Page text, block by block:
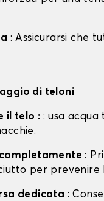
: Assicurarsi che
di teloni
il telo : : usa
:
per prevenire
dedicata :